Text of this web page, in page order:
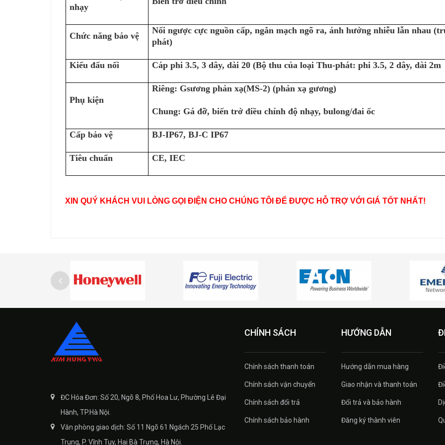
nhạy
Chức năng bảo vệ
Nối ngược cực nguồn cấp, ngắn mạch ngõ ra, ảnh hưởng nhiễu lẫn nhau
phát)
Kiểu đấu nối Cáp phi 3.5, 3 dây, dài 20 (Bộ thu của loại Thu-phát: phi 3.5, 2 dây, dài 2m
Phụ kiện
Riêng: Gsương phản xạ(MS-2) (phản xạ gương)
Chung: Gá đỡ, biến trở điều chỉnh độ nhạy, bulong/đai ốc
Cấp bảo vệ BJ-IP67, BJ-C IP67
Tiêu chuẩn CE, IEC
XIN QUÝ KHÁCH VUI LÒNG GỌI ĐIỆN CHO CHÚNG TÔI ĐỂ ĐƯỢC HỖ TRỢ VỚI GIÁ TỐT NHẤT!
ĐC Hóa Đơn: Số 20, Ngõ 8, Phố Hoa Lư, Phường Lê Đại
Hành, TP.Hà Nội.
Văn phòng giao dịch: Số 11 Ngõ 61 Ngách 25 Phố Lạc
Trung, P. Vĩnh Tuy, Hai Bà Trưng, Hà Nội.
CHÍNH SÁCH
Chính sách thanh toán
Chính sách vận chuyển
Chính sách đổi trả
Chính sách bảo hành
HƯỚNG DẪN
Hướng dẫn mua hàng
Giao nhận và thanh toán
Đổi trả và bảo hành
Đăng ký thành viên